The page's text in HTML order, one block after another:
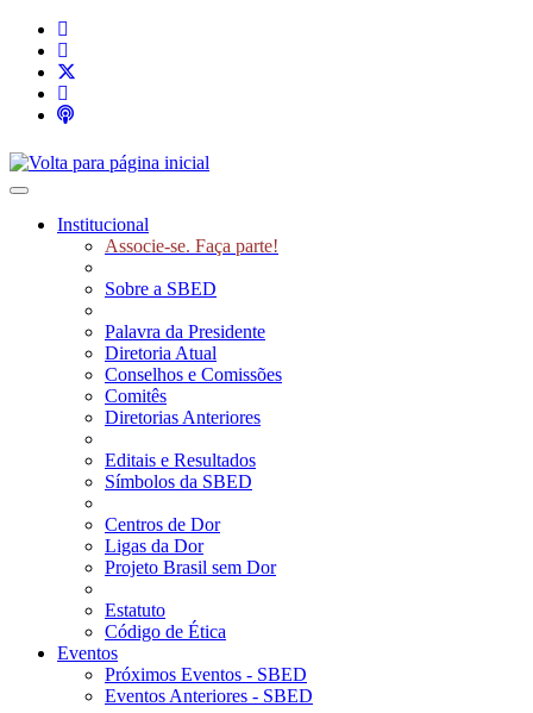
Toggle navigation
Institucional
Associe-se. Faça parte!
Sobre a SBED
Palavra da Presidente
Diretoria Atual
Conselhos e Comissões
Comitês
Diretorias Anteriores
Editais e Resultados
Símbolos da SBED
Centros de Dor
Ligas da Dor
Projeto Brasil sem Dor
Estatuto
Código de Ética
Eventos
Próximos Eventos - SBED
Eventos Anteriores - SBED